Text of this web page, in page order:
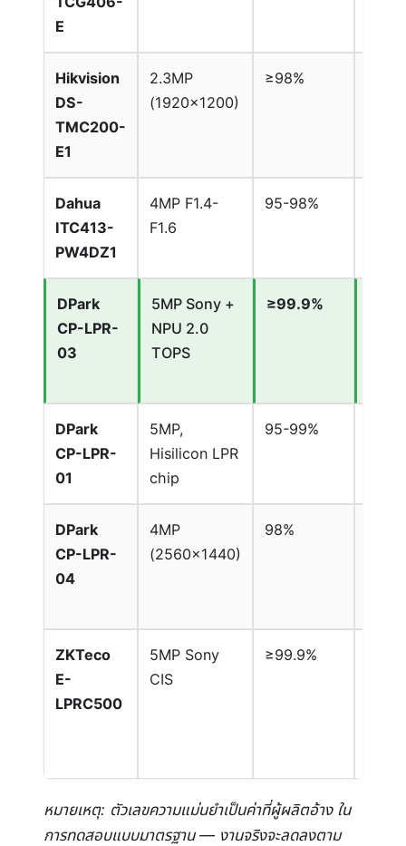
E
Hikvision
DS-
TMC200-
E1
2.3MP
(1920×1200)
≥98%
Dahua
ITC413-
PW4DZ1
4MP F1.4-
F1.6
95-98%
DPark
CP-LPR-
03
5MP Sony +
NPU 2.0
TOPS
≥99.9%
DPark
CP-LPR-
01
5MP,
Hisilicon LPR
chip
95-99%
DPark
CP-LPR-
04
4MP
(2560×1440)
98%
ZKTeco
E-
LPRC500
5MP Sony
CIS
≥99.9%
หมายเหตุ: ตัวเลขความแม่นยำเป็นค่าที่ผู้ผลิตอ้าง ใน
การทดสอบแบบมาตรฐาน — งานจริงจะลดลงตาม